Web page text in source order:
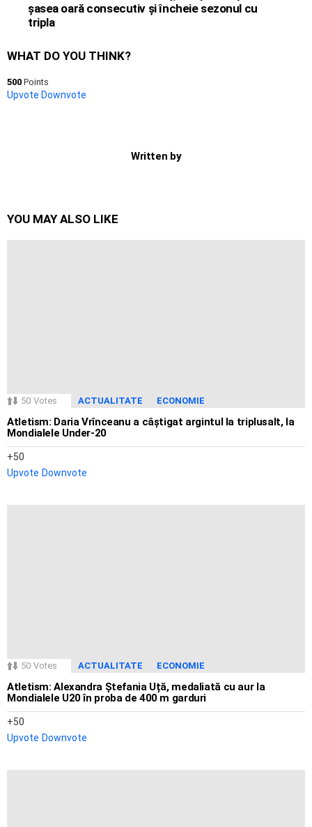
şasea oară consecutiv şi încheie sezonul cu
tripla
WHAT DO YOU THINK?
500 Points
Upvote Downvote
Written by
YOU MAY ALSO LIKE
50 Votes ACTUALITATE ECONOMIE
Atletism: Daria Vrînceanu a câștigat argintul la triplusalt, la
Mondialele Under-20
50
Upvote Downvote
50 Votes ACTUALITATE ECONOMIE
Atletism: Alexandra Ștefania Uță, medaliată cu aur la
Mondialele U20 în proba de 400 m garduri
50
Upvote Downvote